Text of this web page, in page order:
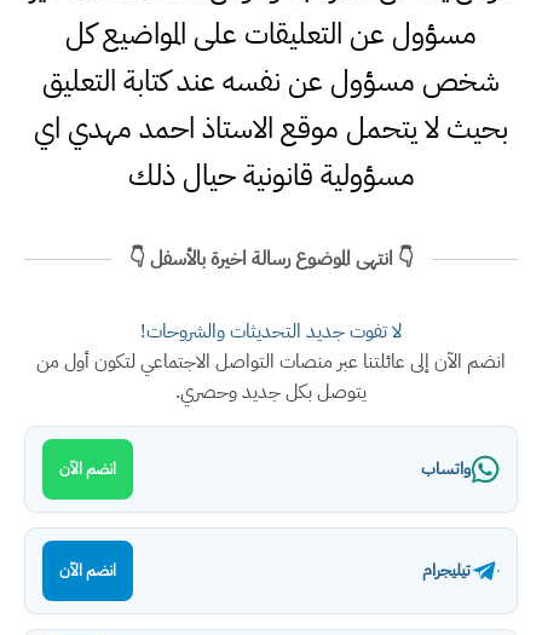
مسؤول عن التعليقات على المواضيع كل
شخص مسؤول عن نفسه عند كتابة التعليق
بحيث لا يتحمل موقع الاستاذ احمد مهدي اي
مسؤولية قانونية حيال ذلك
👇 انتهى الموضوع رسالة اخيرة بالأسفل 👇
لا تفوت جديد التحديثات والشروحات!
انضم الآن إلى عائلتنا عبر منصات التواصل الاجتماعي لتكون أول من
يتوصل بكل جديد وحصري.
واتساب انضم الآن
تيليجرام انضم الآن